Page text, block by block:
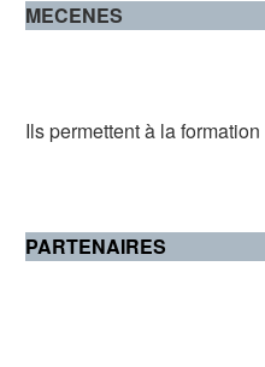
MECENES
Ils permettent à la
PARTENAIRES